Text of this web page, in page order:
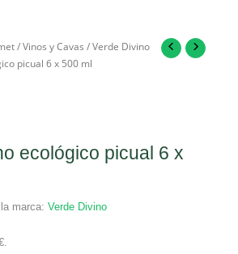
/Vinos y Cavas / Verde Divino
picual 6 x 500 ml
ecológico picual 6 x
marca: Verde Divino